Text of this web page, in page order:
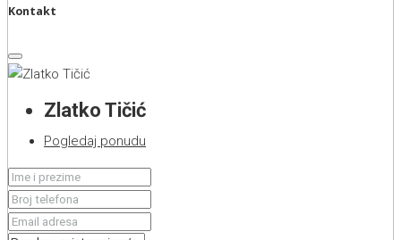
Kontakt
Zlatko Tičić
Pogledaj ponudu